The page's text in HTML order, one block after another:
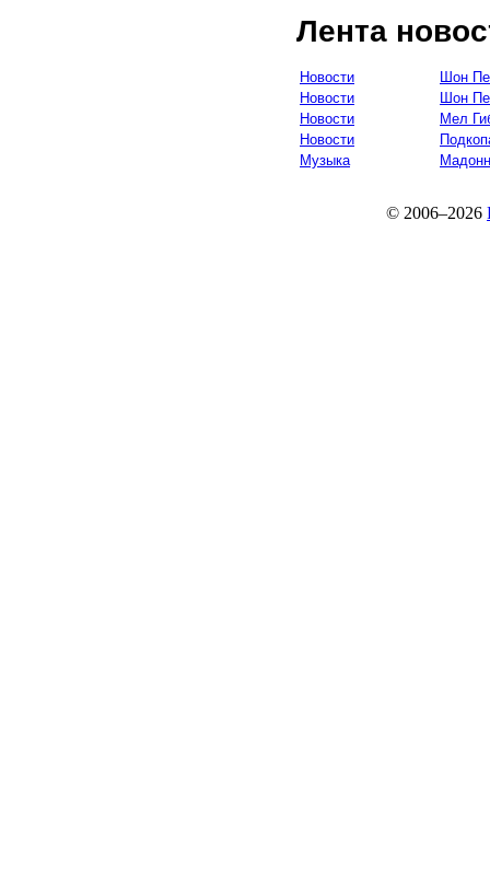
Лента
Новости
Шон
Новости
Шон
Новости
Мел
Новости
Музыка
© 2006–2026